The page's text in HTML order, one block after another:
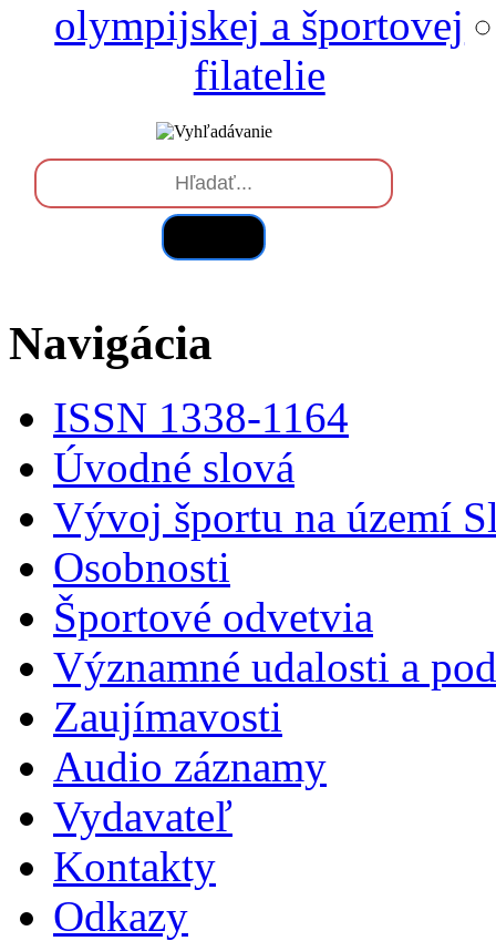
olympijskej a športovej
filatelie
Navigácia
ISSN 1338-1164
Úvodné slová
Vývoj športu na území
Osobnosti
Športové odvetvia
Významné udalosti a
Zaujímavosti
Audio záznamy
Vydavateľ
Kontakty
Odkazy